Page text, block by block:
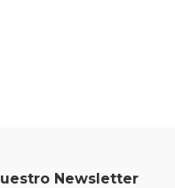
Newsletter